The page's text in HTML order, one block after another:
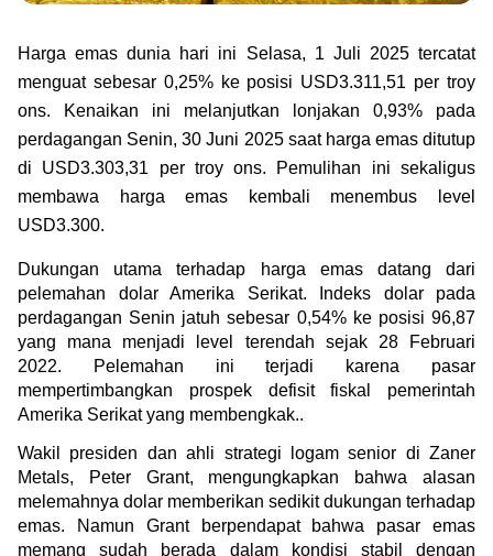
Profile
Tata Kelola
Harga emas dunia hari ini Selasa, 1 Juli 2025 tercatat
menguat sebesar 0,25% ke posisi USD3.311,51 per troy
ons. Kenaikan ini melanjutkan lonjakan 0,93% pada
perdagangan Senin, 30 Juni 2025 saat harga emas ditutup
di USD3.303,31 per troy ons. Pemulihan ini sekaligus
membawa harga emas kembali menembus level
USD3.300.
Dukungan utama terhadap harga emas datang dari
pelemahan dolar Amerika Serikat. Indeks dolar pada
perdagangan Senin jatuh sebesar 0,54% ke posisi 96,87
yang mana menjadi level terendah sejak 28 Februari
2022. Pelemahan ini terjadi karena pasar
mempertimbangkan prospek defisit fiskal pemerintah
Amerika Serikat yang membengkak..
Wakil presiden dan ahli strategi logam senior di Zaner
Metals, Peter Grant, mengungkapkan bahwa alasan
melemahnya dolar memberikan sedikit dukungan terhadap
emas. Namun Grant berpendapat bahwa pasar emas
memang sudah berada dalam kondisi stabil dengan